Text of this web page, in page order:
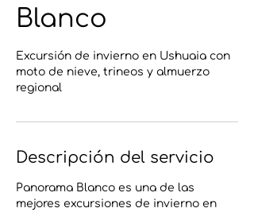
Blanco
Excursión de invierno en Ushuaia con
moto de nieve, trineos y almuerzo
regional
Descripción del servicio
Panorama Blanco es una de las
mejores excursiones de invierno en